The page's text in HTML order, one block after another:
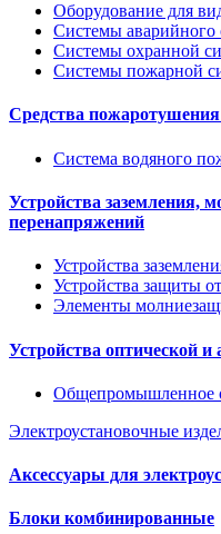
Оборудование для
Системы аварийного
Системы охранной
Системы пожарной
Средства
Система водяного
Устройства заземления,
перенапряжений
Устройства
Устройства защиты
Элементы
Устройства оптической и
Общепромышленное
Электроустановочные
Аксессуары для
Блоки комбинированные